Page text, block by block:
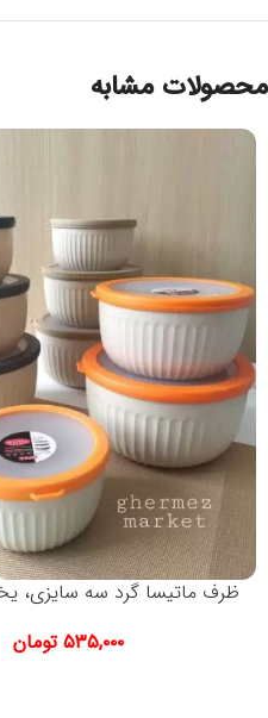
محصولات مشابه
ظرف ماتیسا گرد سه سایزی،
۵۳۵,۰۰۰ تومان